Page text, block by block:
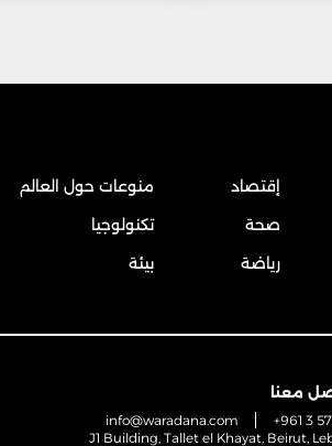
إقتصاد
صحة
رياضة
منوعات حول العالم
تكنولوجيا
بيئة
معنا
info@waradana.com
+961 3
J1 Building, Tallet el Khayat, Beirut,